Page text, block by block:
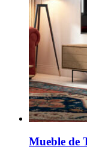
Mueble de